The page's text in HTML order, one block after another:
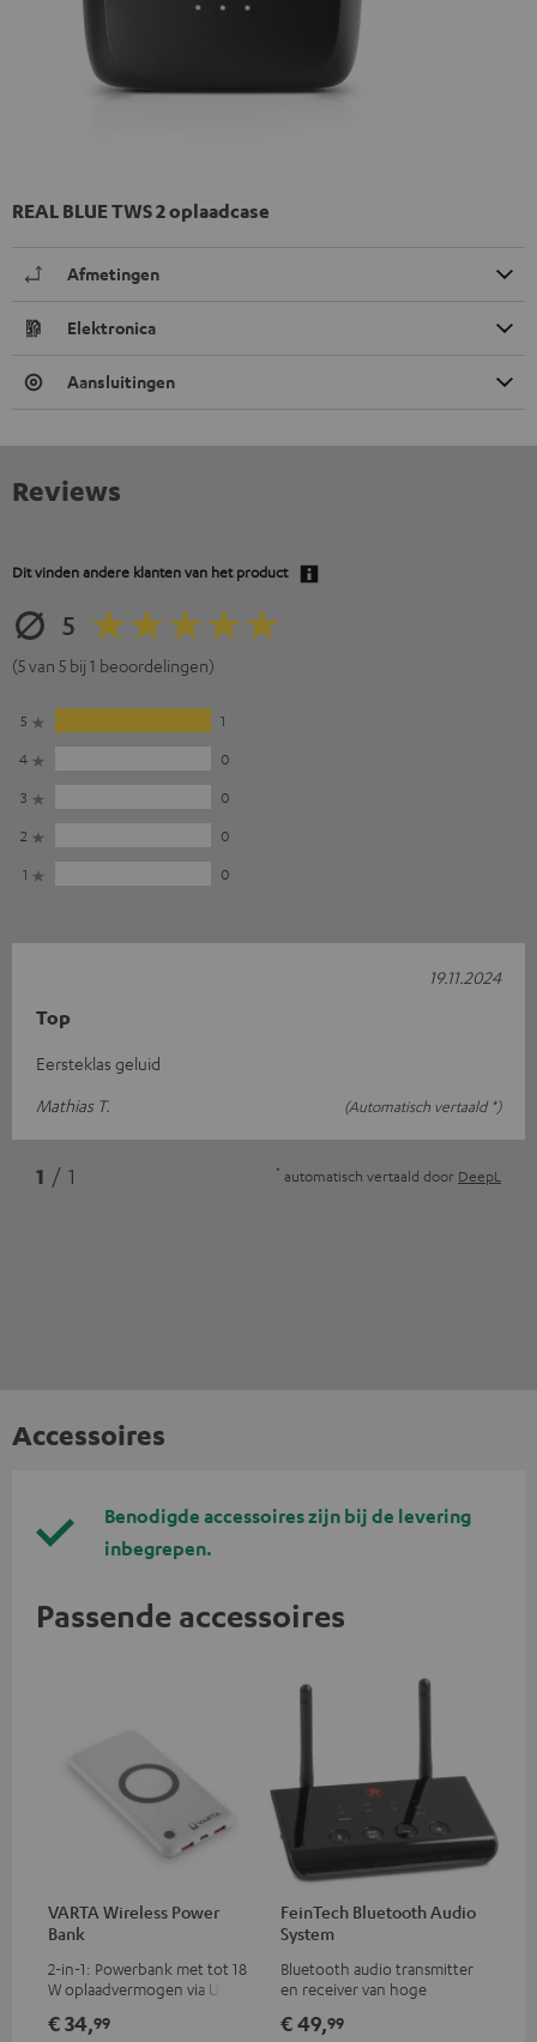
REAL BLUE TWS 2 oplaadcase
Afmetingen
Elektronica
Aansluitingen
Reviews
Dit vinden andere klanten van het product
5
(5 van 5 bij 1 beoordelingen)
5
1
4
0
3
0
2
0
1
0
Top
Eersteklas geluid
Mathias T.
(Automatisch vertaald *)
19.11.2024
1 / 1 * automatisch vertaald door DeepL
Accessoires
Benodigde accessoires zijn bij de levering
inbegrepen.
Passende accessoires
VARTA Wireless Power
Bank
2-in-1: Powerbank met tot 18
W oplaadvermogen via USB
met tot 10 W
€ 34,99
FeinTech Bluetooth Audio
System
Bluetooth audio transmitter
en receiver van hoge
Teufel bluetooth
€ 49,99